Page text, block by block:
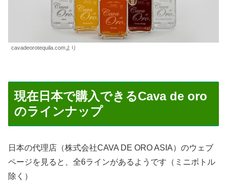
cavadeorotequila.comより
現在日本で購入できるCava de oro
のラインナップ
日本の代理店（株式会社CAVA DE ORO ASIA）のウェブ
ページを見ると、全6ラインがあるようです（ミニボトル
除く）